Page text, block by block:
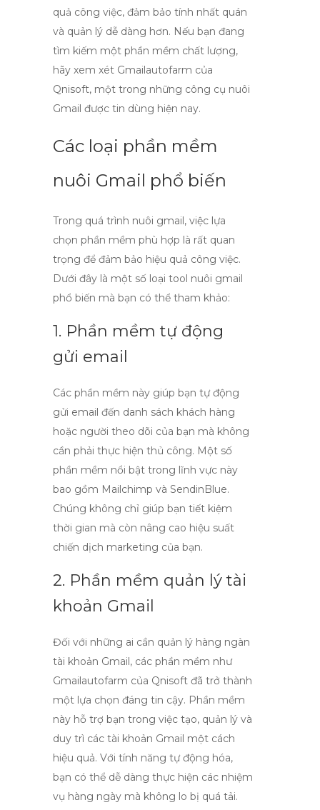
quả công việc, đảm bảo tính nhất quán
và quản lý dễ dàng hơn. Nếu bạn đang
tìm kiếm một phần mềm chất lượng,
hãy xem xét Gmailautofarm của
Qnisoft, một trong những công cụ nuôi
Gmail được tin dùng hiện nay.
Các loại phần mềm
nuôi Gmail phổ biến
Trong quá trình nuôi gmail, việc lựa
chọn phần mềm phù hợp là rất quan
trọng để đảm bảo hiệu quả công việc.
Dưới đây là một số loại tool nuôi gmail
phổ biến mà bạn có thể tham khảo:
1. Phần mềm tự động
gửi email
Các phần mềm này giúp bạn tự động
gửi email đến danh sách khách hàng
hoặc người theo dõi của bạn mà không
cần phải thực hiện thủ công. Một số
phần mềm nổi bật trong lĩnh vực này
bao gồm Mailchimp và SendinBlue.
Chúng không chỉ giúp bạn tiết kiệm
thời gian mà còn nâng cao hiệu suất
chiến dịch marketing của bạn.
2. Phần mềm quản lý tài
khoản Gmail
Đối với những ai cần quản lý hàng ngàn
tài khoản Gmail, các phần mềm như
Gmailautofarm của Qnisoft đã trở thành
một lựa chọn đáng tin cậy. Phần mềm
này hỗ trợ bạn trong việc tạo, quản lý và
duy trì các tài khoản Gmail một cách
hiệu quả. Với tính năng tự động hóa,
bạn có thể dễ dàng thực hiện các nhiệm
vụ hàng ngày mà không lo bị quá tải.